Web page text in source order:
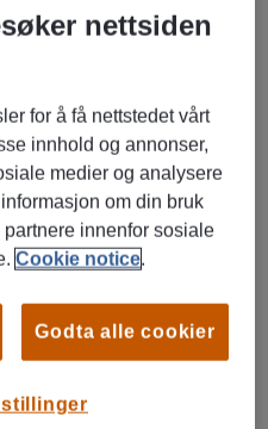
for å sikre høy
innen dagligvare, er
bruker stemmestyrt plukk-
og i team
innebærer løft og fysisk
nettsiden
for å få nettstedet vårt
innhold og annonser,
medier og analysere
om din bruk
innenfor sosiale
Cookie notice.
Godta alle cookier